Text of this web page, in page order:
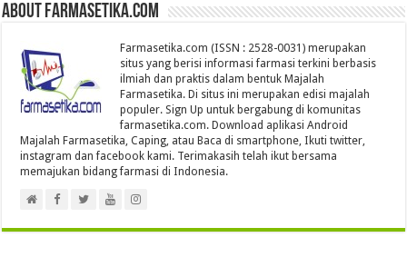
About farmasetika.com
Farmasetika.com (ISSN : 2528-0031) merupakan
situs yang berisi informasi farmasi terkini berbasis
ilmiah dan praktis dalam bentuk Majalah
Farmasetika. Di situs ini merupakan edisi majalah
populer. Sign Up untuk bergabung di komunitas
farmasetika.com. Download aplikasi Android
Majalah Farmasetika, Caping, atau Baca di smartphone, Ikuti twitter,
instagram dan facebook kami. Terimakasih telah ikut bersama
memajukan bidang farmasi di Indonesia.